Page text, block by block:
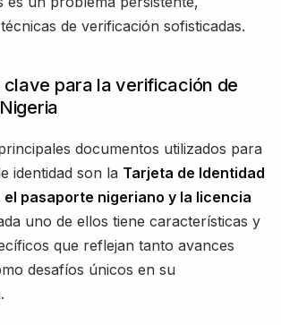
de verificación sofisticadas.
clave para la verificación de
documentos utilizados para
identidad son la Tarjeta de Identidad
el pasaporte nigeriano y la licencia
uno de ellos tiene características y
que reflejan tanto avances
desafíos únicos en su